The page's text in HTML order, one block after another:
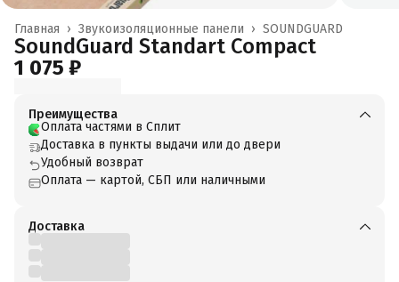
SOUNDGUARD
Звукоизоляционные панели ›
Главная ›
SoundGuard Standart Compact
1 075 ₽
Преимущества
Оплата частями в Сплит
Доставка в пункты выдачи или до двери
Удобный возврат
Оплата — картой, СБП или наличными
Доставка